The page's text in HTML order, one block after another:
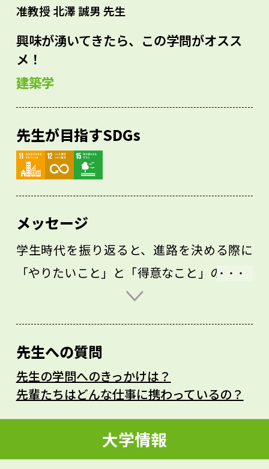
准教授 北澤 誠男 先生
興味が湧いてきたら、この学問がオスス
メ！
建築学
先生が目指すSDGs
メッセージ
学生時代を振り返ると、進路を決める際に
「やりたいこと」と「得意なこと」の2つで
迷ったことが思い出されます。30～50年先
過点の一つでしかありません。現在は多様
で複雑な社会に対応していくことが求めら
れる時代です。だからこそ、「人にどう思
か」を大切に、これまでやってきたことに
自信を持ち、自分の気持ちに正直に進んで
先生への質問
先生の学問へのきっかけは？
先輩たちはどんな仕事に携わっているの？
大学情報